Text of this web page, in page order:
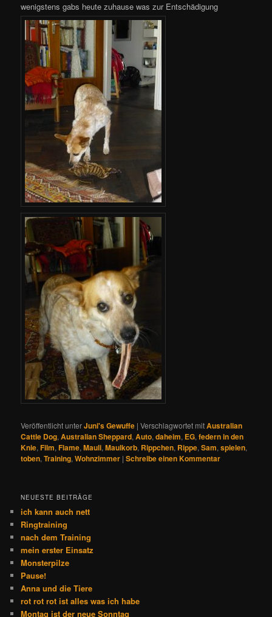
wenigstens gabs heute zuhause was zur Entschädigung
Veröffentlicht unterJuni's Gewuffe |Verschlagwortet mitAustralian
Cattle Dog,Australian Sheppard,Auto,daheim, EG,federn in den
Knie,Film,Flame,Mauli,Maulkorb, Rippchen, Rippe,Sam,spielen,
toben,Training,Wohnzimmer |Schreibe einen Kommentar
NEUESTE BEITRÄGE
ich kann auch nett
Ringtraining
nach dem Training
mein erster Einsatz
Monsterpilze
Pause!
Anna und die Tiere
rot rot rot ist alles was ich habe
Montag ist der neue Sonntag